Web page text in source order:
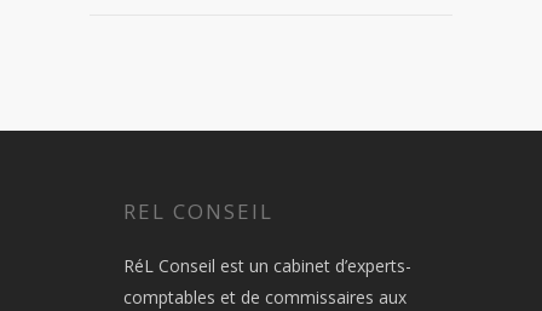
REL CONSEIL
RéL Conseil est un cabinet d’experts-
comptables et de commissaires aux